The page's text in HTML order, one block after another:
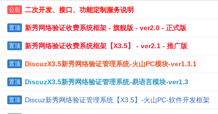
公告 二次开发、接口、功能定制服务说明
置顶 新秀网络验证收费系统框架 - 旗舰版 - ver2.0 - 正式版
置顶 新秀网络验证收费系统框架【X3.5】 - ver2.1 - 推广版
置顶 DiscuzX3.5新秀网络验证管理系统-火山PC模块-ver1.3.1
置顶 DiscuzX3.5新秀网络验证管理系统-易语言模块-ver1.3
置顶 Discuz新秀网络验证管理系统【X3.5】-火山PC-软件开发框架